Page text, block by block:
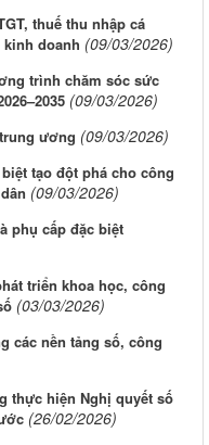
thuế thu nhập cá
doanh (09/03/2026)
trình chăm sóc sức
(09/03/2026)
ương (09/03/2026)
tạo đột phá cho công
(09/03/2026)
phụ cấp đặc biệt
triển khoa học, công
(03/03/2026)
các nền tảng số, công
thực hiện Nghị quyết số
(26/02/2026)